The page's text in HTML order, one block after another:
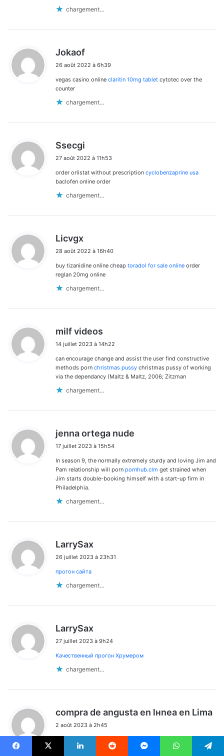
chargement…
Jokaof
t
26 août 2022 à 6h39
vegas casino online claritin 10mg tablet cytotec over the
counter
chargement…
Ssecgi
t
:
27 août 2022 à 11h53
order orlistat without prescription cyclobenzaprine usa
baclofen online order
chargement…
Licvgx
t
:
28 août 2022 à 16h40
buy tizanidine online cheap toradol for sale online order
reglan 20mg online
chargement…
milf videos
t
:
14 juillet 2023 à 14h22
can encourage change and assist the user find constructive
methods porn christmas pussy christmas pussy of working
via the dependancy (Maltz & Maltz, 2006; Zitzman
chargement…
jenna ortega nude
:
17 juillet 2023 à 15h54
In season 9, the normally extremely sturdy and loving Jim and
Pam relationship will porn pornhub.clm get strained when
Jim starts double-booking himself with a start-up firm in
Philadelphia.
chargement…
LarrySax
t
26 juillet 2023 à 23h31
прогон сайта
chargement…
LarrySax
t
27 juillet 2023 à 9h24
Качественный прогон Хрумером
chargement…
compra de angusta en lнnea en Lima
2 août 2023 à 2h45